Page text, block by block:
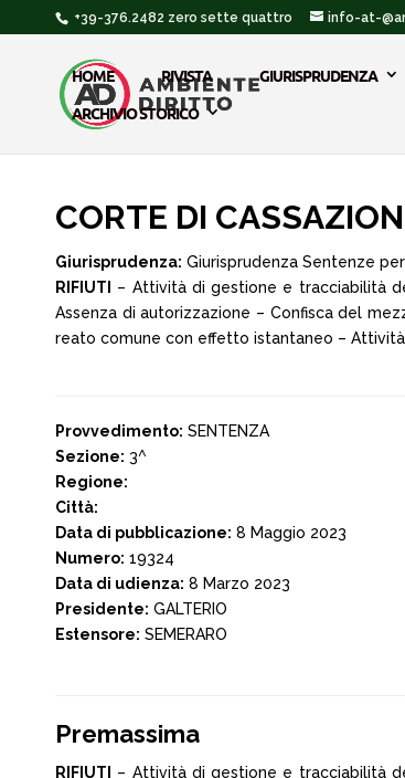
+39-376.2482 zero sette quattro info-at-
HOME RIVISTA GIURISPRUDENZA
ARCHIVIO STORICO
CORTE DI
Giurisprudenza: Giurisprudenza Sentenze
RIFIUTI
– Attività di gestione e tracciabilità
Assenza di autorizzazione – Confisca del
reato comune con effetto istantaneo – Attività
Provvedimento: SENTENZA
Sezione: 3^
Regione:
Città:
Data di pubblicazione: 8 Maggio 2023
Numero: 19324
Data di udienza: 8 Marzo 2023
Presidente: GALTERIO
Estensore: SEMERARO
Premassima
RIFIUTI – Attività di gestione e tracciabilità